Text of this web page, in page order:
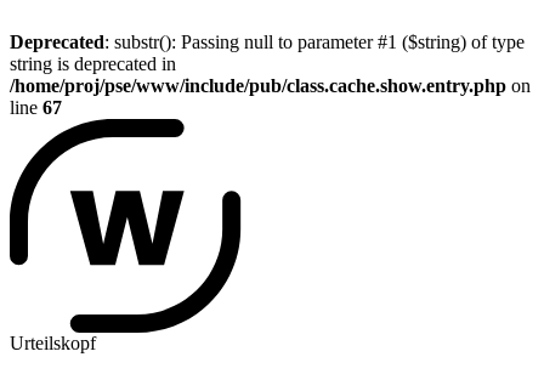
Deprecated: substr(): Passing null to parameter #1 ($string) of type
string is deprecated in
/home/proj/pse/www/include/pub/class.cache.show.entry.php on
line 67
Urteilskopf